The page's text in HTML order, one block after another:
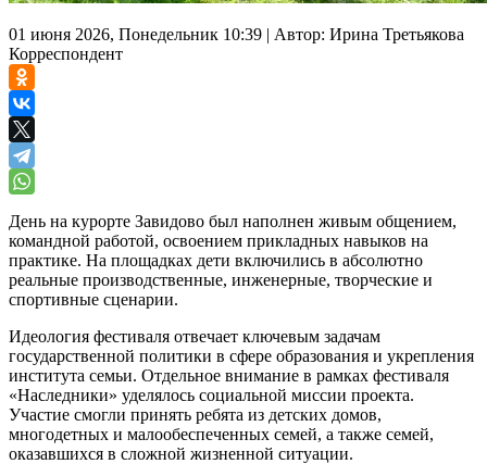
01 июня 2026, Понедельник 10:39 | Автор: Ирина Третьякова
Корреспондент
День на курорте Завидово был наполнен живым общением,
командной работой, освоением прикладных навыков на
практике. На площадках дети включились в абсолютно
реальные производственные, инженерные, творческие и
спортивные сценарии.
Идеология фестиваля отвечает ключевым задачам
государственной политики в сфере образования и укрепления
института семьи. Отдельное внимание в рамках фестиваля
«Наследники» уделялось социальной миссии проекта.
Участие смогли принять ребята из детских домов,
многодетных и малообеспеченных семей, а также семей,
оказавшихся в сложной жизненной ситуации.